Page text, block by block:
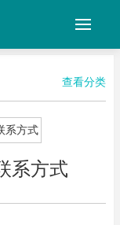
查看分类
系方式